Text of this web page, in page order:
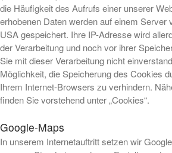
die Häufigkeit des Aufrufs einer unserer
erhobenen Daten werden auf einem Server
USA gespeichert. Ihre IP-Adresse wird
der Verarbeitung und noch vor ihrer
Sie mit dieser Verarbeitung nicht
Möglichkeit, die Speicherung des Cookies
Ihrem Internet-Browsers zu verhindern.
finden Sie vorstehend unter „Cookies“.
Google-Maps
In unserem Internetauftritt setzen wir